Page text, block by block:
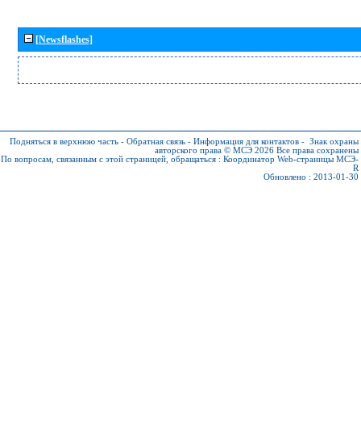
[Newsflashes]
Подняться в верхнюю часть - Обратная связь - Информация для контактов - Знак охраны
авторского права © МСЭ 2026 Все права сохранены
По вопросам, связанным с этой страницей, обращаться : Координатор Web-страницы МСЭ-
R
Обновлено : 2013-01-30